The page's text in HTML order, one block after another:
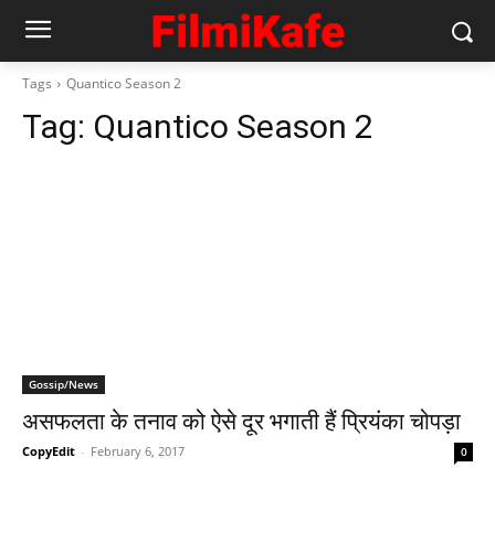
Tags Quantico Season 2
Tag: Quantico Season 2
Gossip/News
असफलता के तनाव को ऐसे दूर भगाती हैं प्रियंका चोपड़ा
CopyEdit - February 6, 2017 0